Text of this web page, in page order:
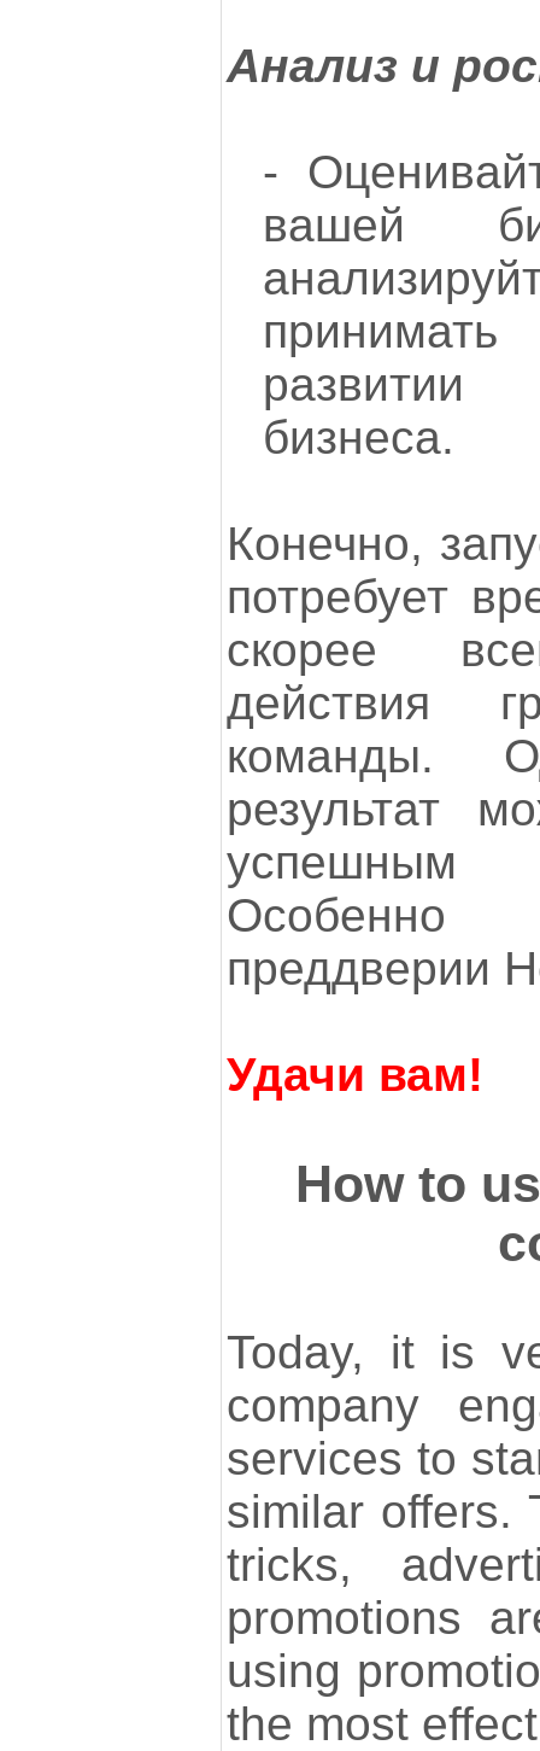
Анализ и
-
вашей
бизнеса.
Конечно,
потребует
скорее
действия
команды.
результат
преддверии
Удачи вам!
How to
Today, it is
company
services to
similar offers.
tricks,
promotions
using
the most